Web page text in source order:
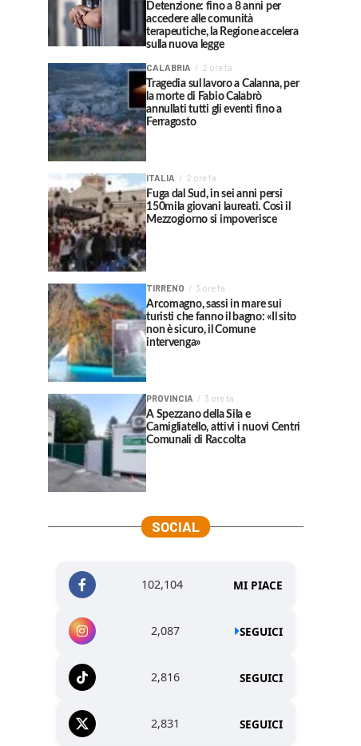
Detenzione: fino a 8 anni per
accedere alle comunità
terapeutiche, la Regione accelera
sulla nuova legge
CALABRIA 2 ore fa
Tragedia sul lavoro a Calanna, per
la morte di Fabio Calabrò
annullati tutti gli eventi fino a
Ferragosto
ITALIA 2 ore fa
Fuga dal Sud, in sei anni persi
150mila giovani laureati. Così il
Mezzogiorno si impoverisce
TIRRENO 3 ore fa
Arcomagno, sassi in mare sui
turisti che fanno il bagno: «Il sito
non è sicuro, il Comune
intervenga»
PROVINCIA 3 ore fa
A Spezzano della Sila e
Camigliatello, attivi i nuovi Centri
Comunali di Raccolta
SOCIAL
102,104 MI PIACE
2,087 SEGUICI
2,816 SEGUICI
2,831 SEGUICI